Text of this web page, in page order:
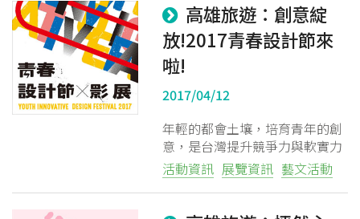
高雄旅遊：創意綻
放!2017青春設計節來
啦!
2017/04/12
年輕的都會土壤，培育青年的創
意，是台灣提升競爭力與軟實力
發展的基礎， 學生們將累積的創
意在此一次展出， 如同美麗的花
朵遍地開放，以積極熱情改變世
活動資訊 展覽資訊 藝文活動